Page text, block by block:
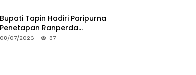
Bupati Tapin Hadiri Paripurna
Penetapan Ranperda
Perubahan Perangkat Daerah
08/07/2026 87